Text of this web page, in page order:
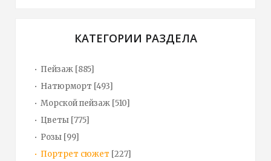
КАТЕГОРИИ РАЗДЕЛА
Пейзаж [885]
Натюрморт [493]
Морской пейзаж [510]
Цветы [775]
Розы [99]
Портрет сюжет [227]